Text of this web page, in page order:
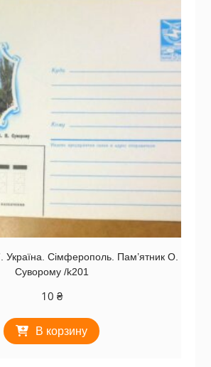
Сімферополь. Пам’ятник О.
Суворому /k201
10 ₴
В корзину